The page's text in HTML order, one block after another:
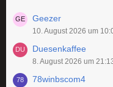
Geezer
10. August 2026 um
Duesenkaffee
8. August 2026 um
78winbscom4